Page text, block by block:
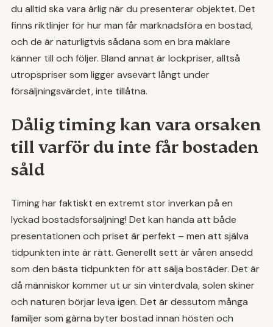
du alltid ska vara ärlig när du presenterar objektet. Det
finns riktlinjer för hur man får marknadsföra en bostad,
och de är naturligtvis sådana som en bra mäklare
känner till och följer. Bland annat är lockpriser, alltså
utropspriser som ligger avsevärt långt under
försäljningsvärdet, inte tillåtna.
Dålig timing kan vara orsaken
till varför du inte får bostaden
såld
Timing har faktiskt en extremt stor inverkan på en
lyckad bostadsförsäljning! Det kan hända att både
presentationen och priset är perfekt – men att själva
tidpunkten inte är rätt. Generellt sett är våren ansedd
som den bästa tidpunkten för att sälja bostäder. Det är
då människor kommer ut ur sin vinterdvala, solen skiner
och naturen börjar leva igen. Det är dessutom många
familjer som gärna byter bostad innan hösten och